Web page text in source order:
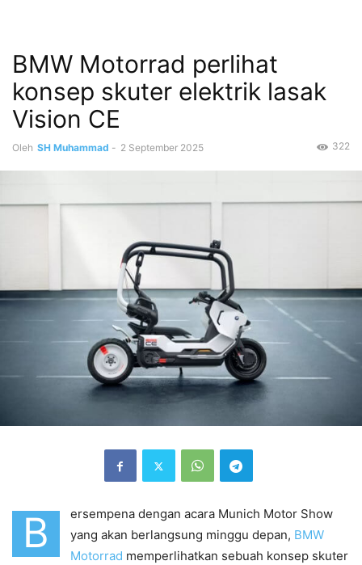
BMW Motorrad perlihat
konsep skuter elektrik lasak
Vision CE
Oleh SH Muhammad - 2 September 2025 322
B
ersempena dengan acara Munich Motor Show
yang akan berlangsung minggu depan, BMW
Motorrad memperlihatkan sebuah konsep skuter